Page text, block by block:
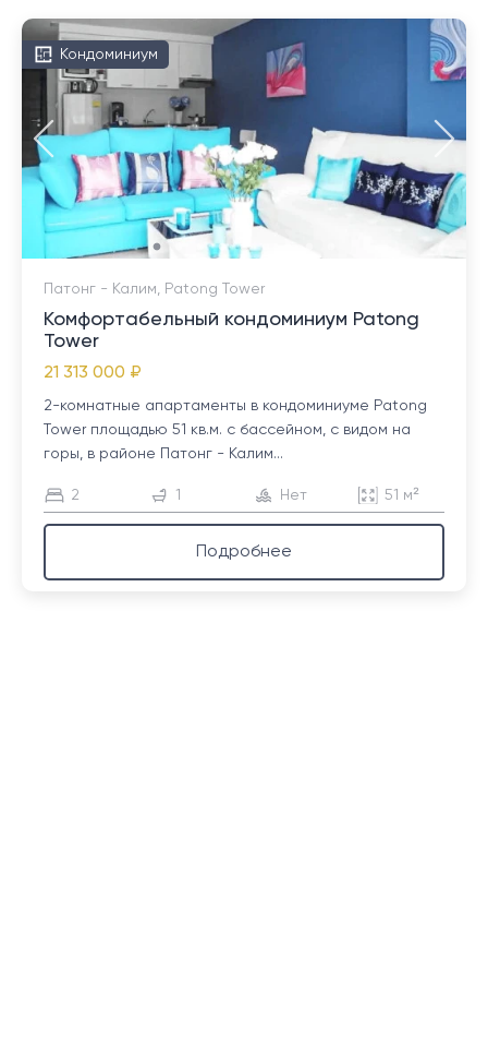
Кондоминиум
Патонг - Калим, Patong Tower
Комфортабельный кондоминиум Patong
Tower
21 313 000 ₽
2-комнатные апартаменты в кондоминиуме Patong
Tower площадью 51 кв.м. с бассейном, с видом на
горы, в районе Патонг - Калим...
2 1 Нет 51 м²
Подробнее